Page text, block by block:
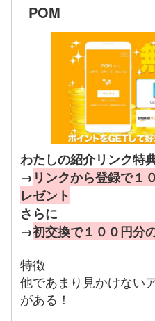
POM
わたしの紹介リンク特
→ リンクから登録で１
レゼント
さらに
→初交換で１００円分
特徴
他であまり見かけない
がある！